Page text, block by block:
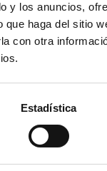
y los anuncios,
haga del sitio
con otra
Estadística